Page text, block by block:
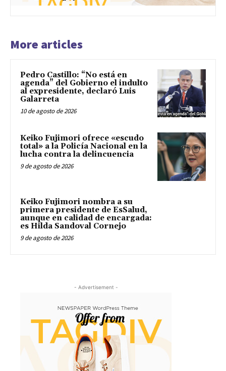
More articles
Pedro Castillo: “No está en
agenda” del Gobierno el indulto
al expresidente, declaró Luis
Galarreta
10 de agosto de 2026
Keiko Fujimori ofrece «escudo
total» a la Policía Nacional en la
lucha contra la delincuencia
9 de agosto de 2026
Keiko Fujimori nombra a su
primera presidente de EsSalud,
aunque en calidad de encargada:
es Hilda Sandoval Cornejo
9 de agosto de 2026
- Advertisement -